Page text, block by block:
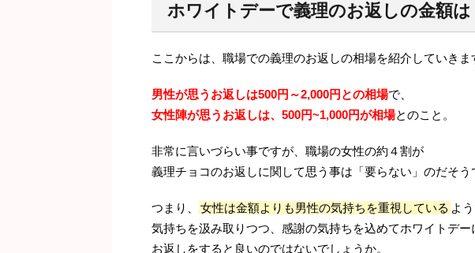
ホワイトデーで義理のお返しの金額は
ここからは、職場での義理のお返しの相場を紹介していきま
男性が思うお返しは500円～2,000円との相場で、
女性陣が思うお返しは、500円~1,000円が相場とのこと。
非常に言いづらい事ですが、職場の女性の約４割が
義理チョコのお返しに関して思う事は「要らない」のだそう
つまり、 女性は金額よりも男性の気持ちを重視している よ
気持ちを汲み取りつつ、感謝の気持ちを込めてホワイトデー
お返しをすると良いのではないでしょうか。